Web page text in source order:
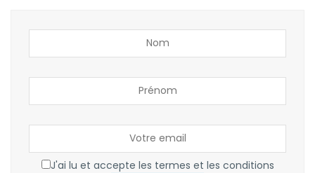
J'ai lu et accepte les termes et les conditions